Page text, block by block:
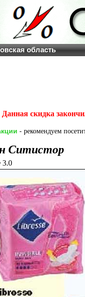
область
скидка
- рекомендуем
Ситистор
3.0